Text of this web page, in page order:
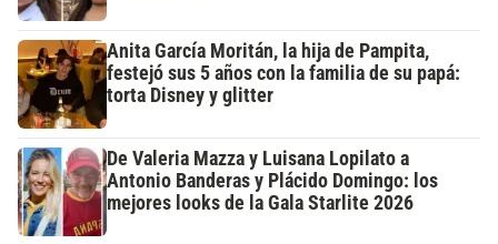
Anita García Moritán, la hija de Pampita,
festejó sus 5 años con la familia de su papá:
torta Disney y glitter
De Valeria Mazza y Luisana Lopilato a
Antonio Banderas y Plácido Domingo: los
mejores looks de la Gala Starlite 2026